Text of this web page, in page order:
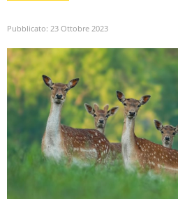
Pubblicato: 23 Ottobre 2023